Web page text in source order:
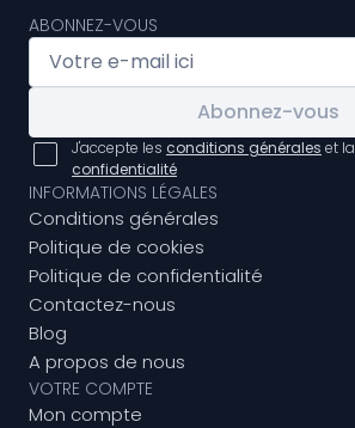
ABONNEZ-VOUS
Abonnez-vous
J'accepte les conditions générales et la
confidentialité
INFORMATIONS LÉGALES
Conditions générales
Politique de cookies
Politique de confidentialité
Contactez-nous
Blog
A propos de nous
VOTRE COMPTE
Mon compte